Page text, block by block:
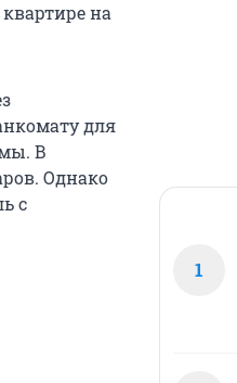
на
для
В
Однако
с
1